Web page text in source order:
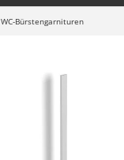
WC-Bürstengarnituren